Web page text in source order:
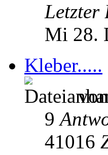
Letzter
Mi 28.
Kleber.....
9
41016